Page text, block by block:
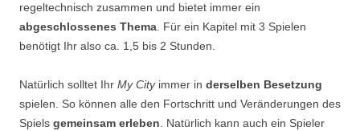
regeltechnisch zusammen und bietet immer ein
abgeschlossenes Thema. Für ein Kapitel mit 3 Spielen
benötigt Ihr also ca. 1,5 bis 2 Stunden.
Natürlich solltet Ihr My Cityimmer in derselben Besetzung
spielen. So können alle den Fortschritt und Veränderungen des
Spiels gemeinsam erleben. Natürlich kann auch ein Spieler